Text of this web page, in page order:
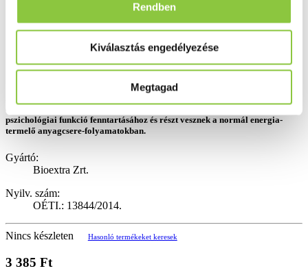
Rendben
Kiválasztás engedélyezése
Megtagad
pszichológiai funkció fenntartásához és részt vesznek a normál energia-
termelő anyagcsere-folyamatokban.
Gyártó:
Bioextra Zrt.
Nyilv. szám:
OÉTI.: 13844/2014.
Nincs készleten Hasonló termékeket keresek
3 385 Ft